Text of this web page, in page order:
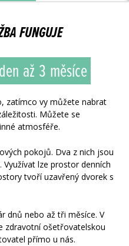
FUNGUJE
den až 3 měsíce
zatímco vy můžete nabrat
Můžete se
atmosféře.
pokojů. Dva z nich jsou
lze prostor denních
tvoří uzavřený dvorek s
dnů nebo až tři měsíce. V
zdravotní ošetřovatelskou
přímo u nás.